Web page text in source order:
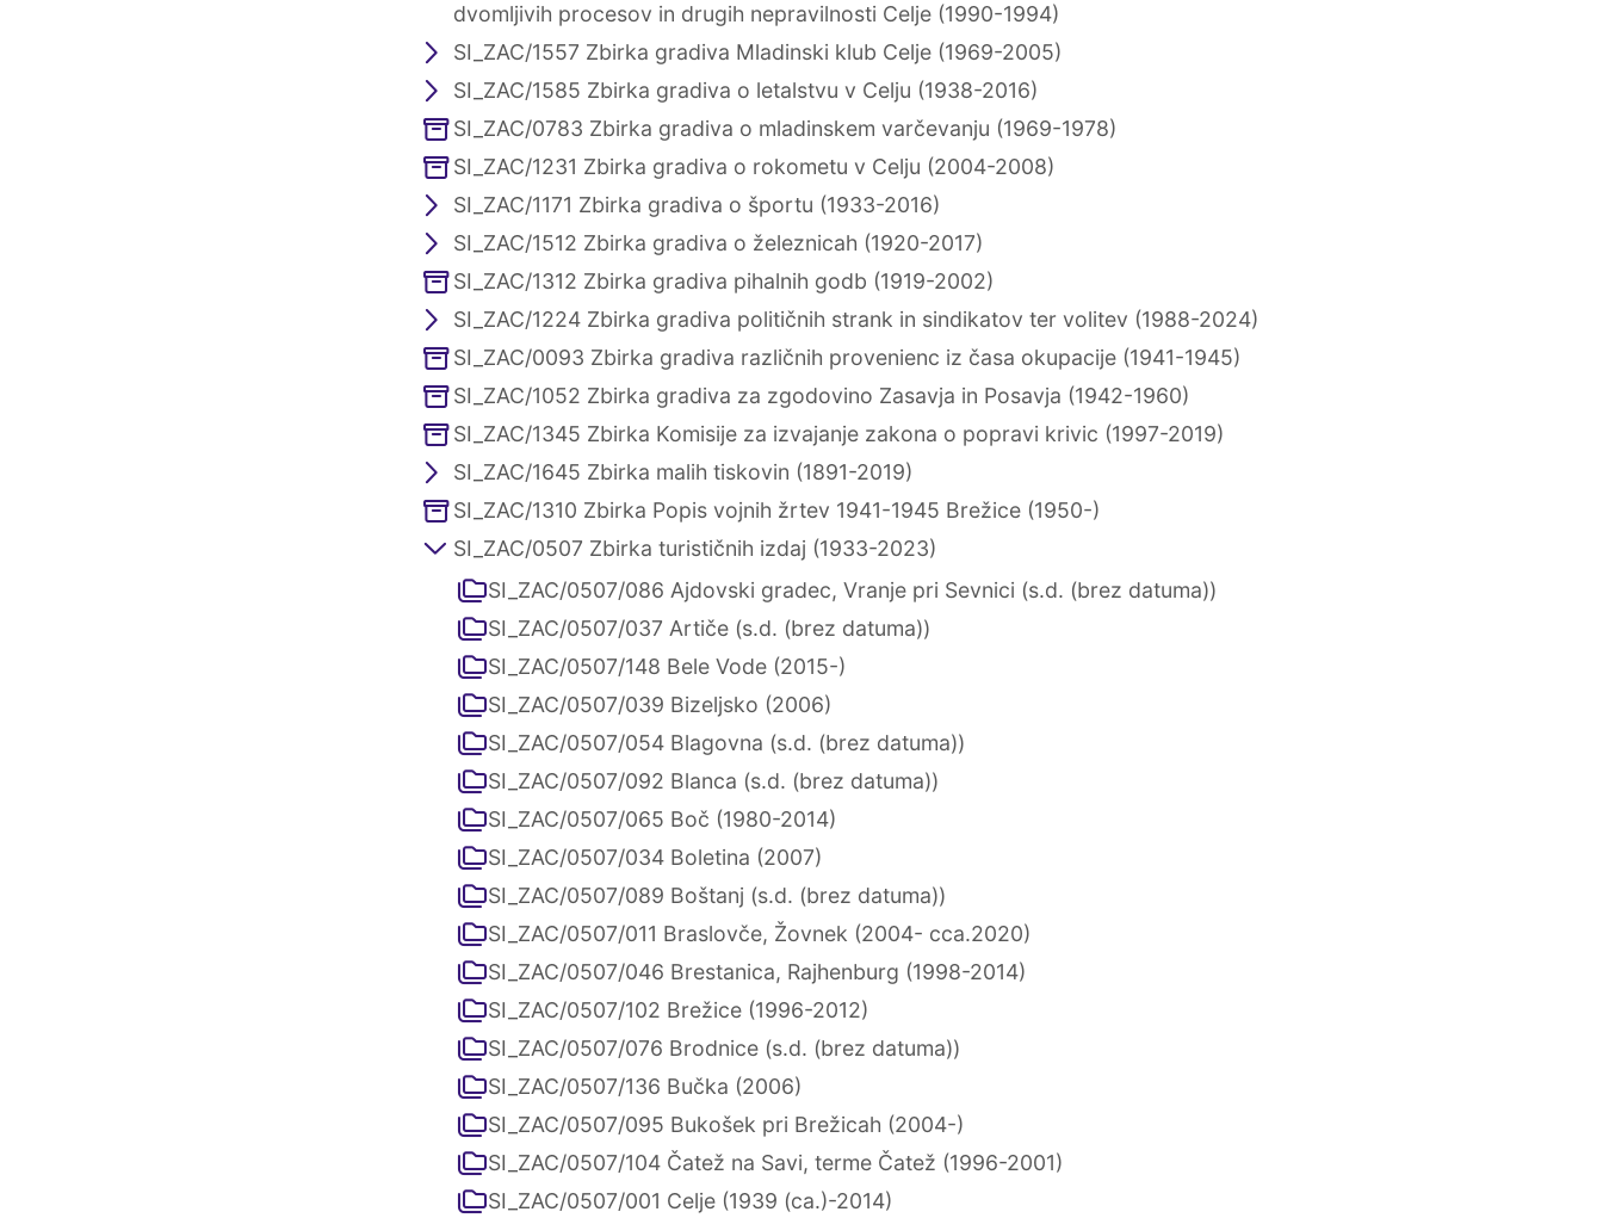
dvomljivih procesov in drugih nepravilnosti Celje (1990-1994)
SI_ZAC/1557 Zbirka gradiva Mladinski klub Celje (1969-2005)
SI_ZAC/1585 Zbirka gradiva o letalstvu v Celju (1938-2016)
SI_ZAC/0783 Zbirka gradiva o mladinskem varčevanju (1969-1978)
SI_ZAC/1231 Zbirka gradiva o rokometu v Celju (2004-2008)
SI_ZAC/1171 Zbirka gradiva o športu (1933-2016)
SI_ZAC/1512 Zbirka gradiva o železnicah (1920-2017)
SI_ZAC/1312 Zbirka gradiva pihalnih godb (1919-2002)
SI_ZAC/1224 Zbirka gradiva političnih strank in sindikatov ter volitev (1988-2024)
SI_ZAC/0093 Zbirka gradiva različnih provenienc iz časa okupacije (1941-1945)
SI_ZAC/1052 Zbirka gradiva za zgodovino Zasavja in Posavja (1942-1960)
SI_ZAC/1345 Zbirka Komisije za izvajanje zakona o popravi krivic (1997-2019)
SI_ZAC/1645 Zbirka malih tiskovin (1891-2019)
SI_ZAC/1310 Zbirka Popis vojnih žrtev 1941-1945 Brežice (1950-)
SI_ZAC/0507 Zbirka turističnih izdaj (1933-2023)
SI_ZAC/0507/086 Ajdovski gradec, Vranje pri Sevnici (s.d. (brez datuma))
SI_ZAC/0507/037 Artiče (s.d. (brez datuma))
SI_ZAC/0507/148 Bele Vode (2015-)
SI_ZAC/0507/039 Bizeljsko (2006)
SI_ZAC/0507/054 Blagovna (s.d. (brez datuma))
SI_ZAC/0507/092 Blanca (s.d. (brez datuma))
SI_ZAC/0507/065 Boč (1980-2014)
SI_ZAC/0507/034 Boletina (2007)
SI_ZAC/0507/089 Boštanj (s.d. (brez datuma))
SI_ZAC/0507/011 Braslovče, Žovnek (2004- cca.2020)
SI_ZAC/0507/046 Brestanica, Rajhenburg (1998-2014)
SI_ZAC/0507/102 Brežice (1996-2012)
SI_ZAC/0507/076 Brodnice (s.d. (brez datuma))
SI_ZAC/0507/136 Bučka (2006)
SI_ZAC/0507/095 Bukošek pri Brežicah (2004-)
SI_ZAC/0507/104 Čatež na Savi, terme Čatež (1996-2001)
SI_ZAC/0507/001 Celje (1939 (ca.)-2014)